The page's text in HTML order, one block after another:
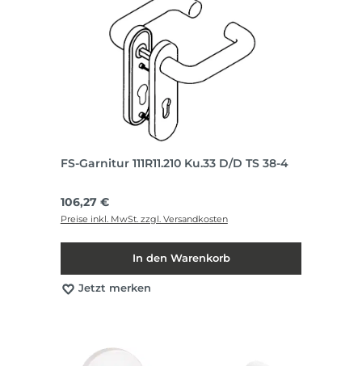
FS-Garnitur 111R11.210 Ku.33 D/D TS 38-4
Regulärer Preis:
106,27 €
Preise inkl. MwSt. zzgl. Versandkosten
In den Warenkorb
Jetzt merken